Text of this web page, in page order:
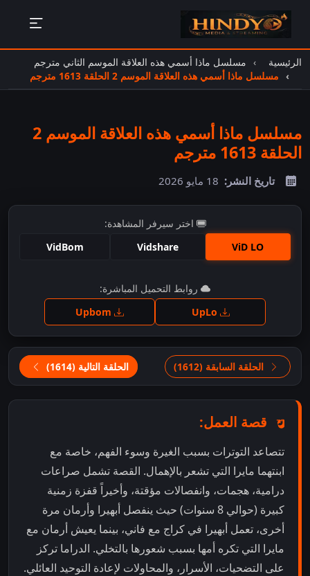
الرئيسية
مسلسل ماذا أسمي هذه العلاقة الموسم الثاني مترجم
مسلسل ماذا أسمي هذه العلاقة الموسم 2 الحلقة 1613 مترجم
مسلسل ماذا أسمي هذه العلاقة الموسم 2
الحلقة 1613 مترجم
تاريخ النشر: 18 مايو 2026
اختر سيرفر المشاهدة:
ViD LO
Vidshare
VidBom
اضغط للمشاهدة
روابط التحميل المباشرة:
الحلقة السابقة (1612) الحلقة التالية (1614)
قصة العمل:
تتصاعد التوترات بسبب الغيرة وسوء الفهم، خاصة مع
ابنتهما مايرا التي تشعر بالإهمال. القصة تشمل صراعات
درامية، هجمات، وانفصالات مؤقتة، وأخيراً قفزة زمنية
كبيرة (حوالي 8 سنوات) حيث ينفصل أبهيرا وأرمان مرة
أخرى، تعمل أبهيرا في كراج مع فاني، بينما يعيش أرمان مع
مايرا التي تكره أمها بسبب شعورها بالتخلي. الدراما تركز
على التضحيات، الأسرار، والمحاولات لإعادة التوحيد العائلي.